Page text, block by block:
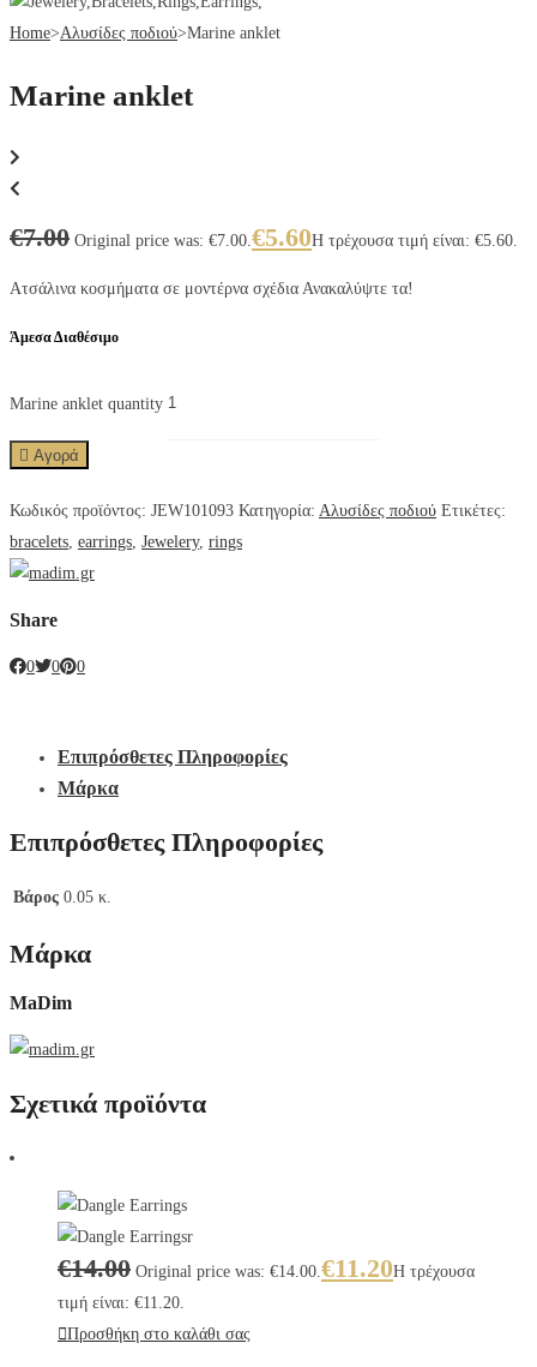
Home>Αλυσίδες ποδιού>Marine anklet
Marine anklet
€7.00 Original price was: €7.00. €5.60Η τρέχουσα τιμή είναι: €5.60.
Ατσάλινα κοσμήματα σε μοντέρνα σχέδια Ανακαλύψτε τα!
Άμεσα Διαθέσιμο
Marine anklet quantity
Αγορά
Κωδικός προϊόντος: JEW101093 Κατηγορία: Αλυσίδες ποδιού Ετικέτες:
bracelets earrings Jewelery, rings
Share
0 0 0
Επιπρόσθετες Πληροφορίες
Μάρκα
Επιπρόσθετες Πληροφορίες
Βάρος 0.05 κ.
Μάρκα
MaDim
Σχετικά προϊόντα
€14.00 Original price was: €14.00. €11.20Η τρέχουσα
τιμή είναι: €11.20.
Προσθήκη στο καλάθι σας